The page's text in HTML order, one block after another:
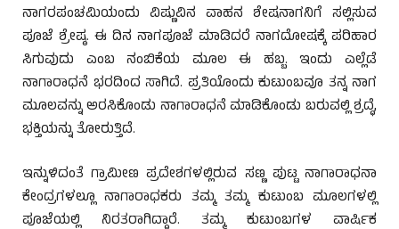
ನಾಗರಪಂಚಮಿಯಂದು ವಿಷ್ಣುವಿನ ವಾಹನ ಶೇಷನಾಗನಿಗೆ ಸಲ್ಲಿಸುವ
ಪೂಜೆ ಶ್ರೇಷ್ಠ. ಈ ದಿನ ನಾಗಪೂಜೆ ಮಾಡಿದರೆ ನಾಗದೋಷಕ್ಕೆ ಪರಿಹಾರ
ಸಿಗುವುದು ಎಂಬ ನಂಬಿಕೆಯ ಮೂಲ ಈ ಹಬ್ಬ. ಇಂದು ಎಲ್ಲೆಡೆ
ನಾಗಾರಾಧನೆ ಭರದಿಂದ ಸಾಗಿದೆ. ಪ್ರತಿಯೊಂದು ಕುಟುಂಬವೂ ತನ್ನ ನಾಗ
ಮೂಲವನ್ನು ಅರಸಿಕೊಂಡು ನಾಗಾರಾಧನೆ ಮಾಡಿಕೊಂಡು ಬರುವಲ್ಲಿ ಶ್ರದ್ಧೆ,
ಭಕ್ತಿಯನ್ನು ತೋರುತ್ತಿದೆ.
ಇನ್ನುಳಿದಂತೆ ಗ್ರಾಮೀಣ ಪ್ರದೇಶಗಳಲ್ಲಿರುವ ಸಣ್ಣ ಪುಟ್ಟ ನಾಗಾರಾಧನಾ
ಕೇಂದ್ರಗಳಲ್ಲೂ ನಾಗಾರಾಧಕರು ತಮ್ಮ ತಮ್ಮ ಕುಟುಂಬ ಮೂಲಗಳಲ್ಲಿ
ಪೂಜೆಯಲ್ಲಿ ನಿರತರಾಗಿದ್ದಾರೆ. ತಮ್ಮ ಕುಟುಂಬಗಳ ವಾರ್ಷಿಕ